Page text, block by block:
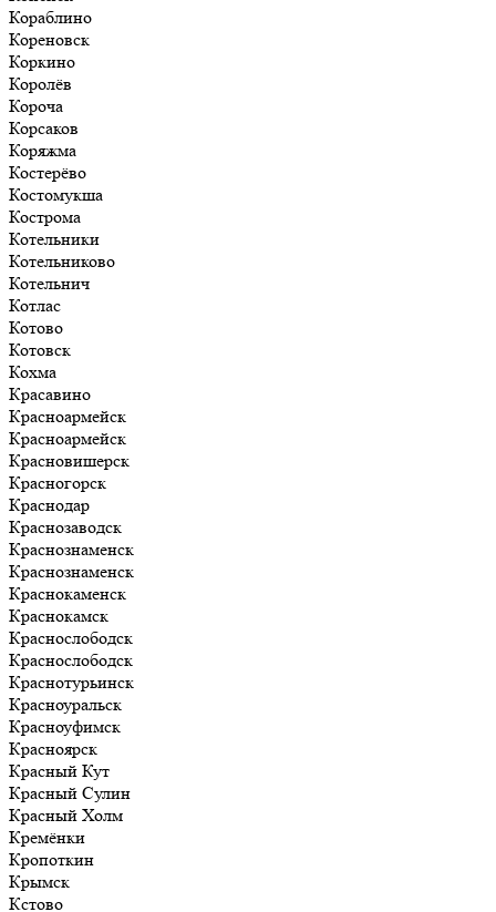
Кораблино
Кореновск
Коркино
Королёв
Короча
Корсаков
Коряжма
Костерёво
Костомукша
Кострома
Котельники
Котельниково
Котельнич
Котлас
Котово
Котовск
Кохма
Красавино
Красноармейск
Красноармейск
Красновишерск
Красногорск
Краснодар
Краснозаводск
Краснознаменск
Краснознаменск
Краснокаменск
Краснокамск
Краснослободск
Краснослободск
Краснотурьинск
Красноуральск
Красноуфимск
Красноярск
Красный Кут
Красный Сулин
Красный Холм
Кремёнки
Кропоткин
Крымск
Кстово